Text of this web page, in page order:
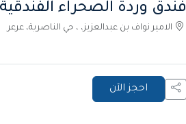
فندق وردة الصحراء الفندقية
الامير نواف بن عبدالعزيز، ، حي الناصرية، عرعر
احجز الآن